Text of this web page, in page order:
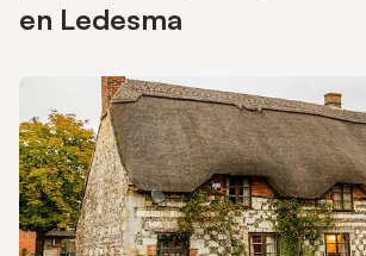
en Ledesma